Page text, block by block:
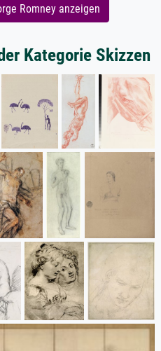
Romney anzeigen
Kategorie Skizzen